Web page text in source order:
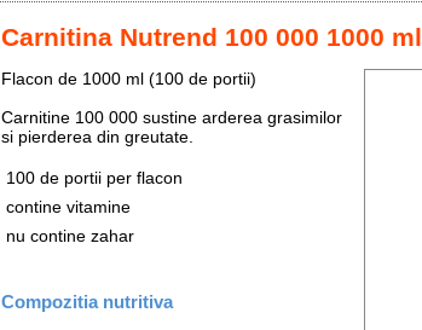
Carnitina Nutrend 100 000 1000 ml
Flacon de 1000 ml (100 de portii)
Carnitine 100 000 sustine arderea grasimilor
si pierderea din greutate.
 100 de portii per flacon
 contine vitamine
 nu contine zahar
Compozitia nutritiva